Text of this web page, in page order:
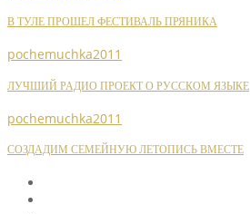
В ТУЛЕ ПРОШЕЛ ФЕСТИВАЛЬ ПРЯНИКА
pochemuchka2011
ЛУЧШИЙ РАДИО ПРОЕКТ О РУССКОМ ЯЗЫКЕ
pochemuchka2011
СОЗДАДИМ СЕМЕЙНУЮ ЛЕТОПИСЬ ВМЕСТЕ